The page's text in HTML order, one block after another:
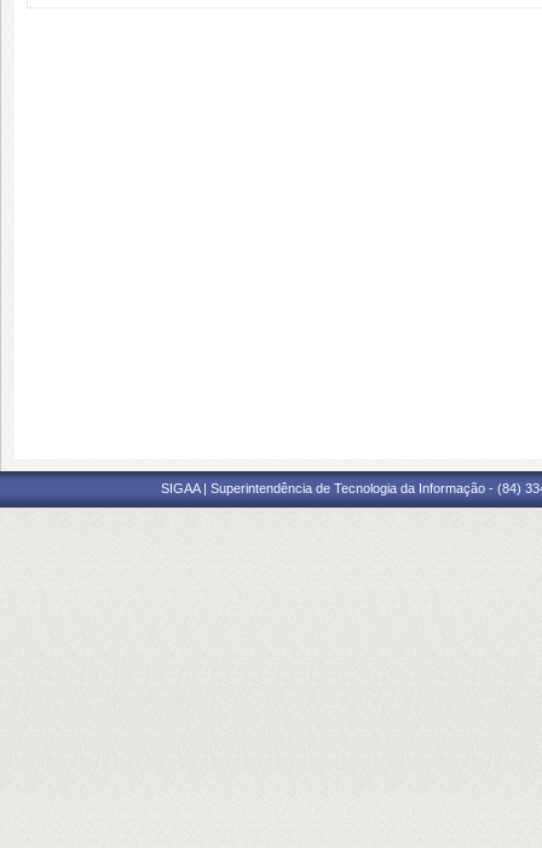
SIGAA | Superintendência de Tecnologia da Informação - (84)